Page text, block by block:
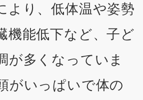
より、低体温や姿勢
機能低下など、子ど
が多くなっていま
がいっぱいで体の